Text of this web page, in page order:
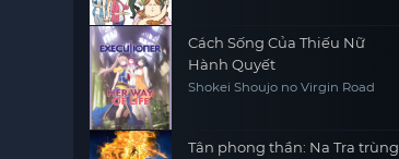
Cách Sống Của Thiếu Nữ
Hành Quyết
Shokei Shoujo no Virgin Road
Tân phong thần: Na Tra trùng